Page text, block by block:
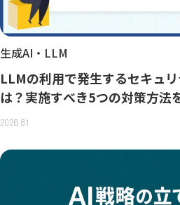
生成AI・LLM
LLMの利用で発生するセキュ
は？実施すべき5つの対策方法
2026.8.1